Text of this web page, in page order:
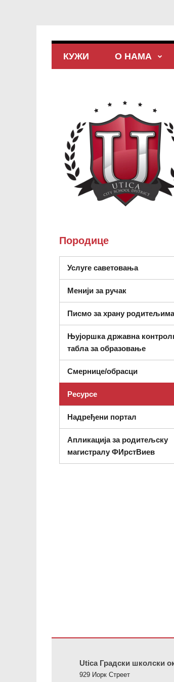
КУЖИ О НАМА
Породице
Услуге саветовања(отвара
Менији за ручак
Писмо за храну родитељима
Њујоршка државна
табла за образовање
Смернице/обрасци
Ресурсе
Надређени портал
Апликација за родитељску
магистралу ФИрстВиев
Utica Градски школски
929 Иорк Стреет